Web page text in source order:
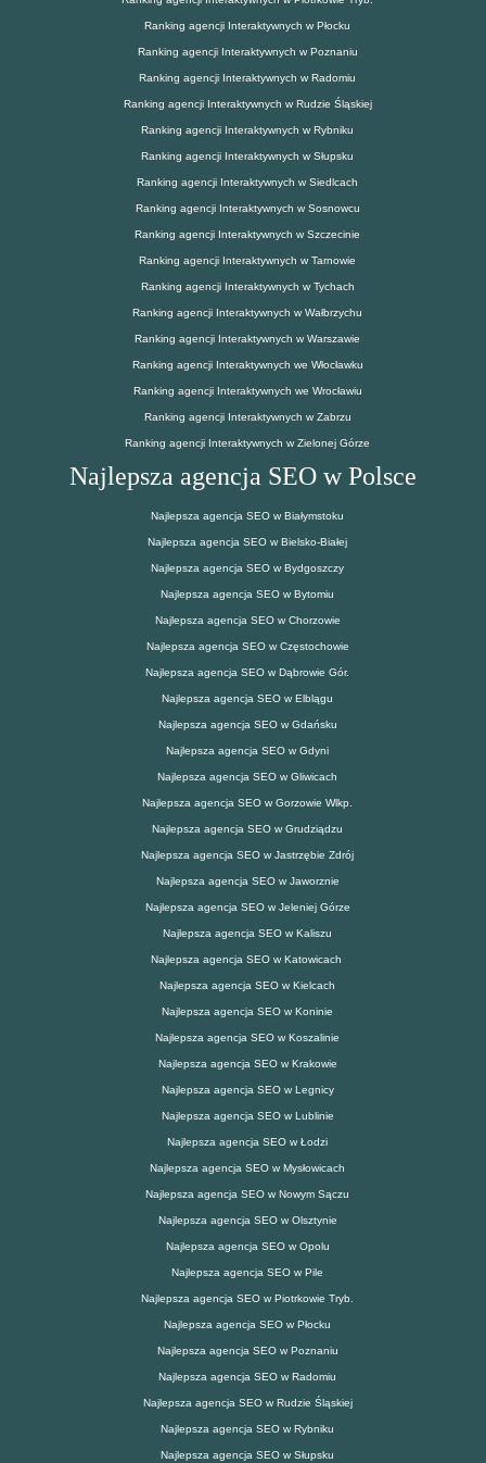
Ranking agencji Interaktywnych w Płocku
Ranking agencji Interaktywnych w Poznaniu
Ranking agencji Interaktywnych w Radomiu
Ranking agencji Interaktywnych w Rudzie Śląskiej
Ranking agencji Interaktywnych w Rybniku
Ranking agencji Interaktywnych w Słupsku
Ranking agencji Interaktywnych w Siedlcach
Ranking agencji Interaktywnych w Sosnowcu
Ranking agencji Interaktywnych w Szczecinie
Ranking agencji Interaktywnych w Tarnowie
Ranking agencji Interaktywnych w Tychach
Ranking agencji Interaktywnych w Wałbrzychu
Ranking agencji Interaktywnych w Warszawie
Ranking agencji Interaktywnych we Włocławku
Ranking agencji Interaktywnych we Wrocławiu
Ranking agencji Interaktywnych w Zabrzu
Ranking agencji Interaktywnych w Zielonej Górze
Najlepsza agencja SEO w Polsce
Najlepsza agencja SEO w Białymstoku
Najlepsza agencja SEO w Bielsko-Białej
Najlepsza agencja SEO w Bydgoszczy
Najlepsza agencja SEO w Bytomiu
Najlepsza agencja SEO w Chorzowie
Najlepsza agencja SEO w Częstochowie
Najlepsza agencja SEO w Dąbrowie Gór.
Najlepsza agencja SEO w Elblągu
Najlepsza agencja SEO w Gdańsku
Najlepsza agencja SEO w Gdyni
Najlepsza agencja SEO w Gliwicach
Najlepsza agencja SEO w Gorzowie Wlkp.
Najlepsza agencja SEO w Grudziądzu
Najlepsza agencja SEO w Jastrzębie Zdrój
Najlepsza agencja SEO w Jaworznie
Najlepsza agencja SEO w Jeleniej Górze
Najlepsza agencja SEO w Kaliszu
Najlepsza agencja SEO w Katowicach
Najlepsza agencja SEO w Kielcach
Najlepsza agencja SEO w Koninie
Najlepsza agencja SEO w Koszalinie
Najlepsza agencja SEO w Krakowie
Najlepsza agencja SEO w Legnicy
Najlepsza agencja SEO w Lublinie
Najlepsza agencja SEO w Łodzi
Najlepsza agencja SEO w Mysłowicach
Najlepsza agencja SEO w Nowym Sączu
Najlepsza agencja SEO w Olsztynie
Najlepsza agencja SEO w Opolu
Najlepsza agencja SEO w Pile
Najlepsza agencja SEO w Piotrkowie Tryb.
Najlepsza agencja SEO w Płocku
Najlepsza agencja SEO w Poznaniu
Najlepsza agencja SEO w Radomiu
Najlepsza agencja SEO w Rudzie Śląskiej
Najlepsza agencja SEO w Rybniku
Najlepsza agencja SEO w Słupsku